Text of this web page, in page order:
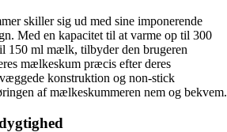
skiller sig ud med sine imponerende
Med en kapacitet til at varme op til 300
150 ml mælk, tilbyder den brugeren
mælkeskum præcis efter deres
konstruktion og non-stick
af mælkeskummeren nem og bekvem.